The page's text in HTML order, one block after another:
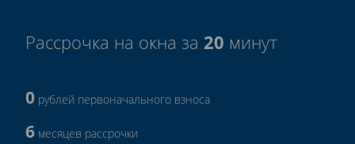
Рассрочка на окна за 20 минут
0 рублей первоначального взноса
6 месяцев рассрочки